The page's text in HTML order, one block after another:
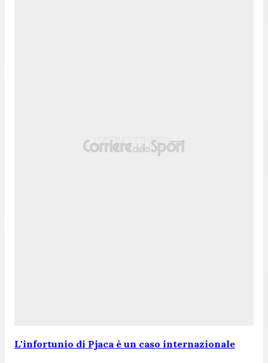
L'infortunio di Pjaca è un caso internazionale